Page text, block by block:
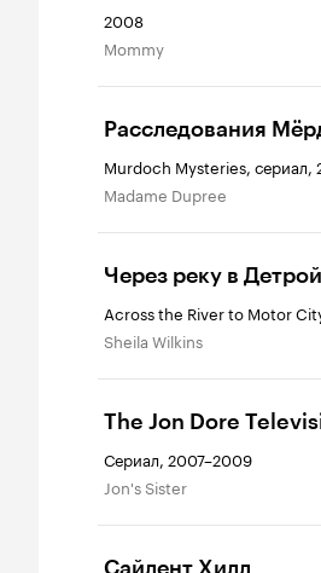
2008
Mommy
Расследования
Murdoch Mysteries, сериал,
Madame Dupree
Через реку в
Across the River to Motor
Sheila Wilkins
The Jon Dore
Сериал, 2007–2009
Jon's Sister